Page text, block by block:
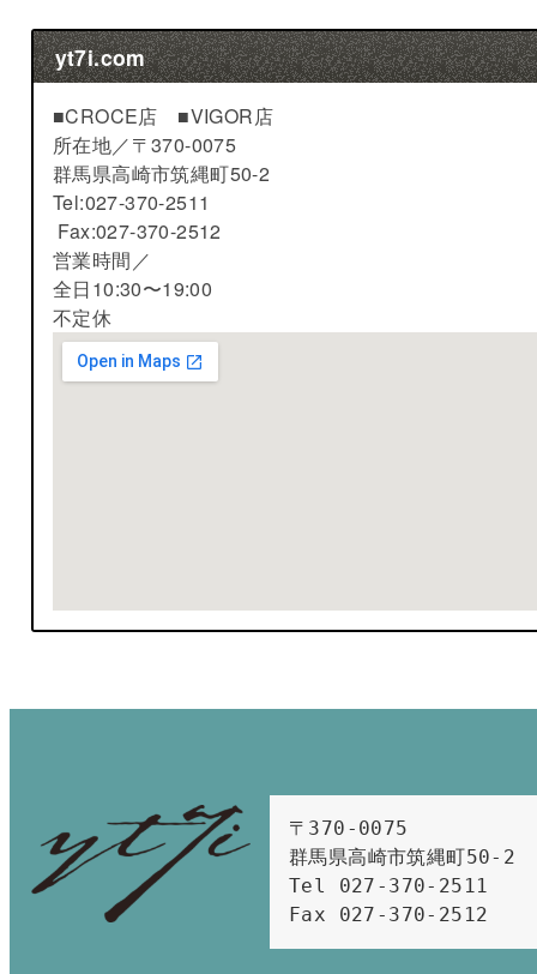
yt7i.com
■CROCE店 ■VIGOR店
所在地／〒370-0075
群馬県高崎市筑縄町50-2
Tel:027-370-2511
Fax:027-370-2512
営業時間／
全日10:30〜19:00
不定休
〒370-0075
群馬県高崎市筑縄町50-2
Tel 027-370-2511
Fax 027-370-2512